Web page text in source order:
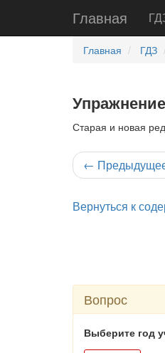
Главная
Главная ГДЗ
Старая и новая
←
Вернуться к
Вопрос
Выберите год